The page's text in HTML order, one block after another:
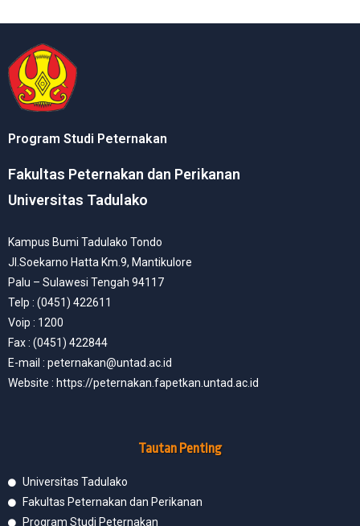
Program Studi Peternakan
Fakultas Peternakan dan Perikanan
Universitas Tadulako
Kampus Bumi Tadulako Tondo
Jl.Soekarno Hatta Km.9, Mantikulore
Palu – Sulawesi Tengah 94117
Telp : (0451) 422611
Voip : 1200
Fax : (0451) 422844
E-mail : peternakan@untad.ac.id
Website : https://peternakan.fapetkan.untad.ac.id
Tautan Penting
Universitas Tadulako
Fakultas Peternakan dan Perikanan
Program Studi Peternakan